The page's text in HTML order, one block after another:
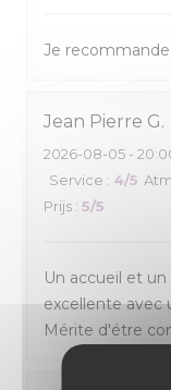
Je
Jean Pierre G
2026-08-05 -
Service : 4/5
Prijs : 5/5
Un accueil et
excellente avec
Mérite d'étre